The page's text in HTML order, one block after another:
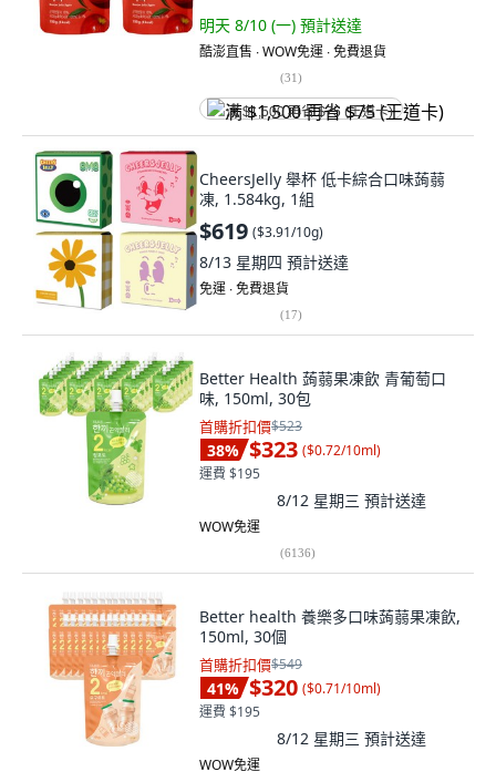
明天 8/10 (一) 預計送達
酷澎直售 ∙ WOW免運 ∙ 免費退貨
(31)
满 $1,500 再省 $75 (王道卡)
CheersJelly 舉杯 低卡綜合口味蒟蒻
凍, 1.584kg, 1組
$619 ($3.91/10g)
8/13 星期四 預計送達
免運 ∙ 免費退貨
(17)
Better Health 蒟蒻果凍飲 青葡萄口
味, 150ml, 30包
首購折扣價$523
38% $323 ($0.72/10ml)
運費 $195
8/12 星期三 預計送達
WOW免運
(6136)
Better health 養樂多口味蒟蒻果凍飲,
150ml, 30個
首購折扣價$549
41% $320 ($0.71/10ml)
運費 $195
8/12 星期三 預計送達
WOW免運